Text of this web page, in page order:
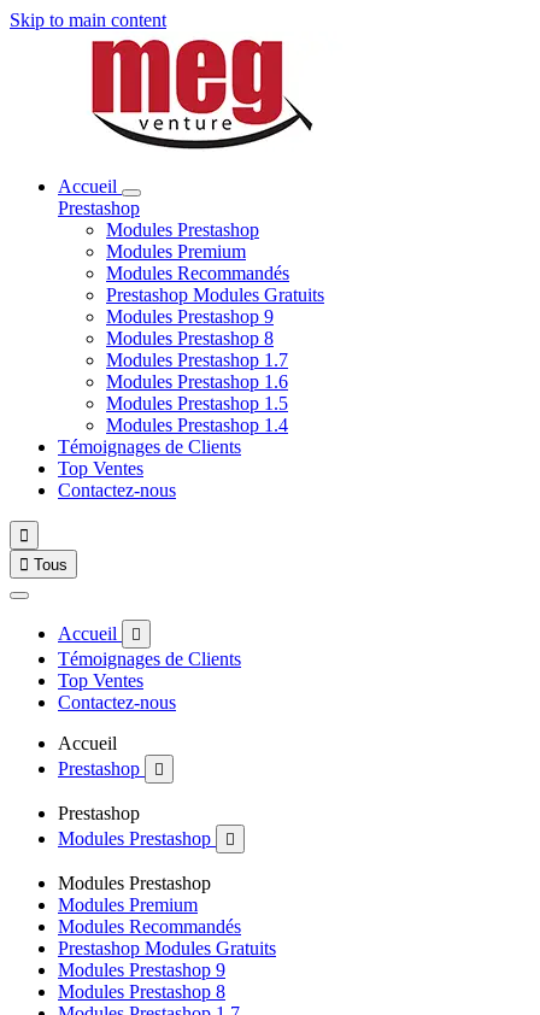
Skip to main content
Accueil
Prestashop
Modules Prestashop
Modules Premium
Modules Recommandés
Prestashop Modules Gratuits
Modules Prestashop 9
Modules Prestashop 8
Modules Prestashop 1.7
Modules Prestashop 1.6
Modules Prestashop 1.5
Modules Prestashop 1.4
Témoignages de Clients
Top Ventes
Contactez-nous

 Tous
Accueil 
Témoignages de Clients
Top Ventes
Contactez-nous
Accueil
Prestashop

Prestashop
Modules Prestashop

Modules Prestashop
Modules Premium
Modules Recommandés
Prestashop Modules Gratuits
Modules Prestashop 9
Modules Prestashop 8